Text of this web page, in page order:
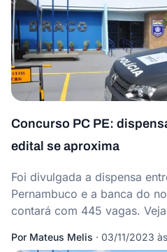
Concurso PC PE:
edital se aproxima
Foi divulgada a dispensa
Pernambuco e a banca do
contará com 445 vagas.
Por Mateus Melis · 03/11/2023